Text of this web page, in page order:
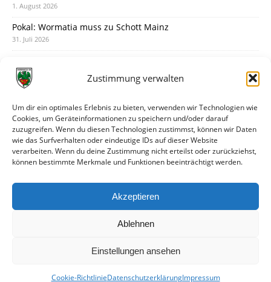
Zustimmung verwalten
Um dir ein optimales Erlebnis zu bieten, verwenden wir Technologien wie
Cookies, um Geräteinformationen zu speichern und/oder darauf
zuzugreifen. Wenn du diesen Technologien zustimmst, können wir Daten
wie das Surfverhalten oder eindeutige IDs auf dieser Website
verarbeiten. Wenn du deine Zustimmung nicht erteilst oder zurückziehst,
können bestimmte Merkmale und Funktionen beeinträchtigt werden.
Akzeptieren
Ablehnen
Einstellungen ansehen
Cookie-RichtlinieDatenschutzerklärungImpressum
1. August 2026
Pokal: Wormatia muss zu Schott Mainz
31. Juli 2026
30. Juli 2026
28. Juli 2026
Neuer Rückensponsor
28. Juli 2026
Neue Podcast-Folge: So tickt Björn!
Eindrücke vom Stadionfest
27. Juli 2026